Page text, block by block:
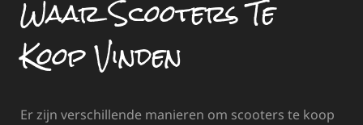
Waar Scooters Te
Koop Vinden
Er zijn verschillende manieren om scooters te koop